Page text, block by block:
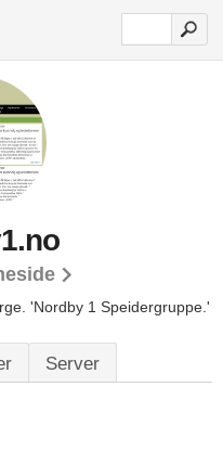
'Nordby 1 Speidergruppe.'
Server